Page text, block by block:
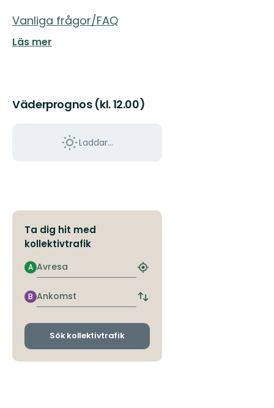
Vanliga frågor/FAQ
Läs mer
Väderprognos (kl. 12.00)
Laddar...
Ta dig hit med
kollektivtrafik
Avresa
A
Hitta
hållplats
Ankomst
B
Byt
och
Sök kollektivtrafik